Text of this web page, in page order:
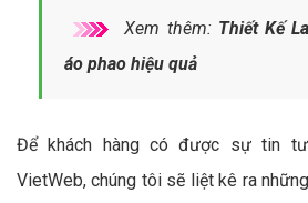
Xem thêm: Thiết Kế
áo phao hiệu quả
Để khách hàng có được sự tin
VietWeb, chúng tôi sẽ liệt kê ra